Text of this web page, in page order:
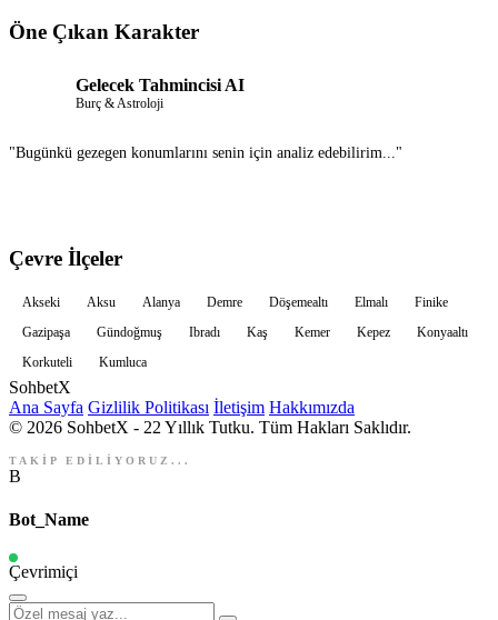
Öne Çıkan Karakter
Gelecek Tahmincisi AI
Burç & Astroloji
"Bugünkü gezegen konumlarını senin için analiz edebilirim..."
Çevre İlçeler
Akseki Aksu Alanya Demre Döşemealtı Elmalı
Finike
Gazipaşa
Gündoğmuş Ibradı Kaş Kemer Kepez
Konyaaltı
Korkuteli
Kumluca
SohbetX
Ana Sayfa Gizlilik Politikası İletişim Hakkımızda
© 2026 SohbetX - 22 Yıllık Tutku. Tüm Hakları Saklıdır.
TAKİP EDİLİYORUZ...
B
Bot_Name
Çevrimiçi